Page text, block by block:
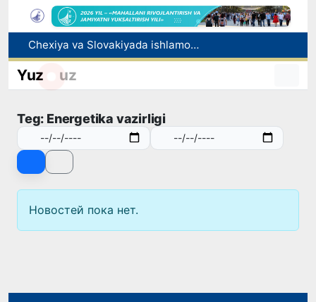
Chexiya va Slovakiyada ishlamoqchi bo‘lgan tibbiyot mutaxassislari ro‘yxatga olinadi
Bolaning familiyasiga otasining ismini berishga ruxsat beriladi
Oʻzbekistonda 2025 yilda korrupsiyaga oid jinoyatlar boʻyicha 7 517 nafar shaxs javobgarlikka tortilgan
Yuz uz
Teg: Energetika vazirligi
Новостей пока нет.